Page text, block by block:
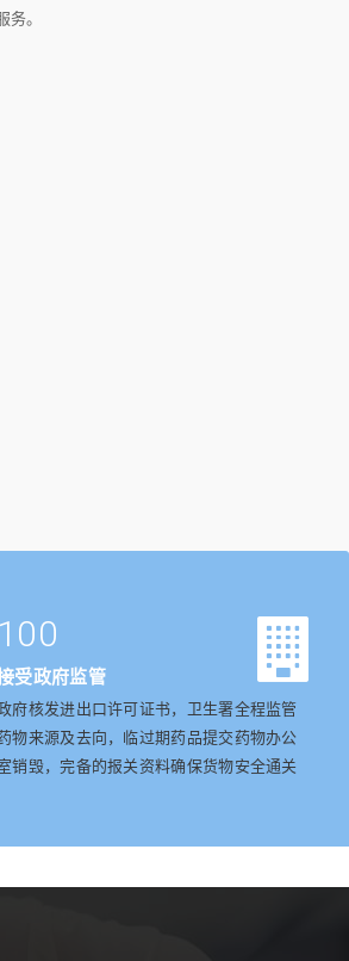
。
100
受政府监管
府核发进出口许可证书，卫生署全程监管
物来源及去向，临过期药品提交药物办公
销毁，完备的报关资料确保货物安全通关